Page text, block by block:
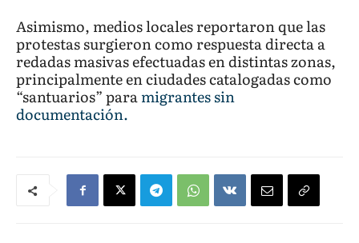
Asimismo, medios locales reportaron que las
protestas surgieron como respuesta directa a
redadas masivas efectuadas en distintas zonas,
principalmente en ciudades catalogadas como
“santuarios” paramigrantes sin
documentación.